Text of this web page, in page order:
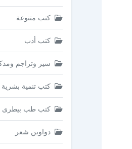
كتب متنوعة
كتب أدب
سير وتراجم
كتب تنمية بشرية
كتب طب بيطرى
دواوين شعر